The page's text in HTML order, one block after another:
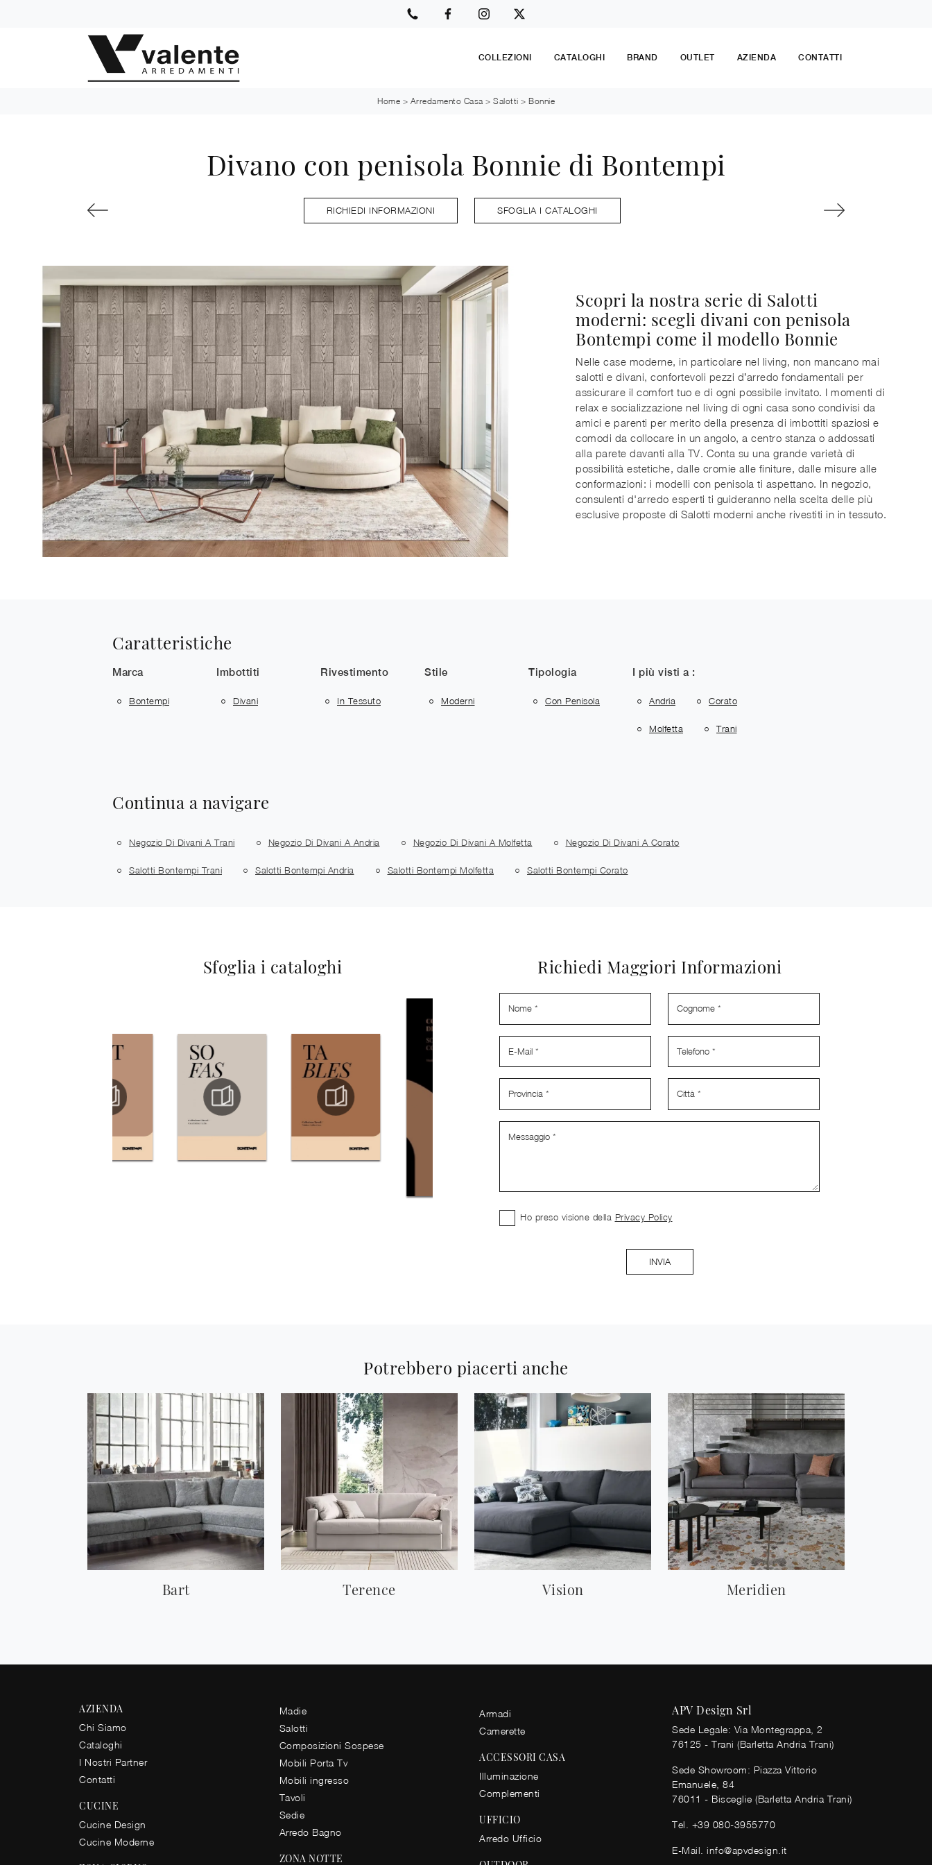
COLLEZIONI CATALOGHI BRAND OUTLET AZIENDA CONTATTI
Home > Arredamento Casa > Salotti > Bonnie
Divano con penisola Bonnie di Bontempi
RICHIEDI INFORMAZIONI SFOGLIA I CATALOGHI
Scopri la nostra serie di Salotti
moderni: scegli divani con penisola
Bontempi come il modello Bonnie
Nelle case moderne, in particolare nel living, non mancano mai
salotti e divani, confortevoli pezzi d’arredo fondamentali per
assicurare il comfort tuo e di ogni possibile invitato. I momenti di
relax e socializzazione nel living di ogni casa sono condivisi da
amici e parenti per merito della presenza di imbottiti spaziosi e
comodi da collocare in un angolo, a centro stanza o addossati
alla parete davanti alla TV. Conta su una grande varietà di
possibilità estetiche, dalle cromie alle finiture, dalle misure alle
conformazioni: i modelli con penisola ti aspettano. In negozio,
consulenti d'arredo esperti ti guideranno nella scelta delle più
esclusive proposte di Salotti moderni anche rivestiti in in tessuto.
Caratteristiche
Marca
Bontempi
Imbottiti
Divani
Rivestimento
In Tessuto
Stile
Moderni
Tipologia
Con Penisola
I più visti a :
Andria Corato
Molfetta Trani
Continua a navigare
Negozio Di Divani A Trani Negozio Di Divani A Andria Negozio Di Divani A Molfetta Negozio Di Divani A Corato
Salotti Bontempi Trani Salotti Bontempi Andria Salotti Bontempi Molfetta Salotti Bontempi Corato
Sfoglia i cataloghi Richiedi Maggiori Informazioni
Ho preso visione della Privacy Policy
INVIA
Potrebbero piacerti anche
Bart Terence Vision Meridien
AZIENDA
Chi Siamo
Cataloghi
I Nostri Partner
Contatti
CUCINE
Cucine Design
Cucine Moderne
Madie
Salotti
Composizioni Sospese
Mobili Porta Tv
Mobili ingresso
Tavoli
Sedie
Arredo Bagno
ZONA NOTTE
Armadi
Camerette
ACCESSORI CASA
Illuminazione
Complementi
UFFICIO
Arredo Ufficio
APV Design Srl
Sede Legale: Via Montegrappa, 2
76125 - Trani (Barletta Andria Trani)
Sede Showroom: Piazza Vittorio
Emanuele, 84
76011 - Bisceglie (Barletta Andria Trani)
Tel. +39 080-3955770
E-Mail. info@apvdesign.it